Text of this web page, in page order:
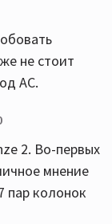
не стоит
АС.
2. Во-первых
мнение
пар колонок